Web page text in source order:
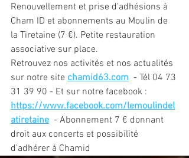
Renouvellement et prise d’adhésions à
Cham ID et abonnements au Moulin de
la Tiretaine (7 €). Petite restauration
associative sur place.
Retrouvez nos activités et nos actualités
sur notre site chamid63.com
  - Tél 04 73
31 39 90 - Et sur notre facebook :
https://www.facebook.com/lemoulindel
atiretaine
  - Abonnement 7 € donnant
droit aux concerts et possibilité
d’adhérer à Chamid